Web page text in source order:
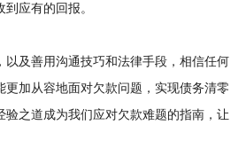
应有的回报。
及善用沟通技巧和法律手段，相信任何
更加从容地面对欠款问题，实现债务清零
验之道成为我们应对欠款难题的指南，让